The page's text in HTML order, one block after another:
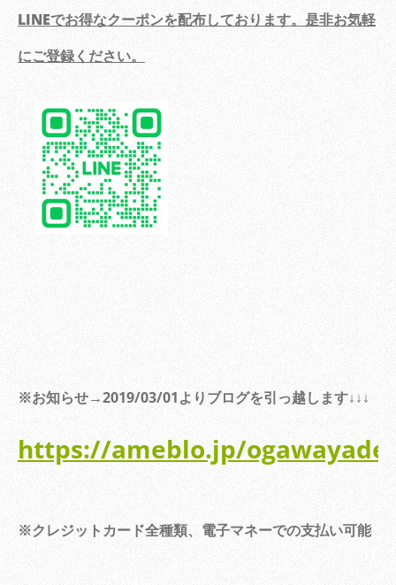
LINEでお得なクーポンを配布しております。是非お気軽
にご登録ください。
※お知らせ→2019/03/01よりブログを引っ越します↓↓↓
https://ameblo.jp/
※クレジットカード全種類、電子マネーでの支払い可能